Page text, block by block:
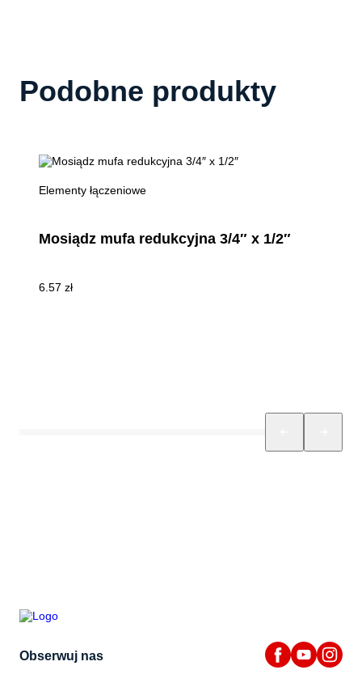
Podobne produkty
Elementy łączeniowe
Mosiądz mufa redukcyjna 3/4″ x 1/2″
6.57 zł
Obserwuj nas